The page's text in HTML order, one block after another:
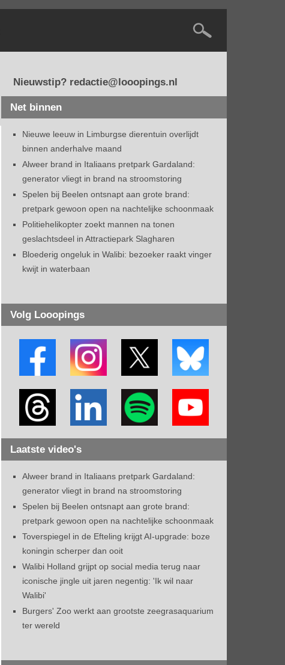
Nieuwstip? redactie@looopings.nl
Net binnen
Nieuwe leeuw in Limburgse dierentuin overlijdt
binnen anderhalve maand
Alweer brand in Italiaans pretpark Gardaland:
generator vliegt in brand na stroomstoring
Spelen bij Beelen ontsnapt aan grote brand:
pretpark gewoon open na nachtelijke schoonmaak
Politiehelikopter zoekt mannen na tonen
geslachtsdeel in Attractiepark Slagharen
Bloederig ongeluk in Walibi: bezoeker raakt vinger
kwijt in waterbaan
Volg Looopings
Laatste video's
Alweer brand in Italiaans pretpark Gardaland:
generator vliegt in brand na stroomstoring
Spelen bij Beelen ontsnapt aan grote brand:
pretpark gewoon open na nachtelijke schoonmaak
Toverspiegel in de Efteling krijgt AI-upgrade: boze
koningin scherper dan ooit
Walibi Holland grijpt op social media terug naar
iconische jingle uit jaren negentig: 'Ik wil naar
Walibi'
Burgers' Zoo werkt aan grootste zeegrasaquarium
ter wereld